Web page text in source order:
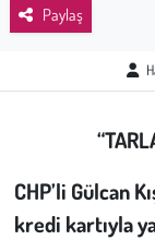
Paylaş
CHP’li Gülcan
kredi kartıyla
Çocuk
Kültür Sanat
İnsan Hakları
Hayvan